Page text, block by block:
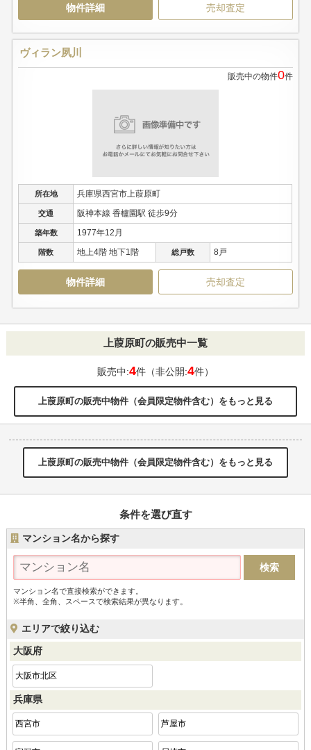
物件詳細 売却査定
ヴィラン夙川
販売中の物件0件
所在地 兵庫県西宮市上葭原町
交通 阪神本線 香櫨園駅 徒歩9分
築年数 1977年12月
階数 地上4階 地下1階 総戸数 8戸
物件詳細 売却査定
上葭原町の販売中一覧
販売中:4件（非公開:4件）
上葭原町の販売中物件（会員限定物件含む）をもっと見る
上葭原町の販売中物件（会員限定物件含む）をもっと見る
条件を選び直す
マンション名から探す
マンション名で直接検索ができます。
※半角、全角、スペースで検索結果が異なります。
エリアで絞り込む
大阪府
大阪市北区
兵庫県
西宮市 芦屋市